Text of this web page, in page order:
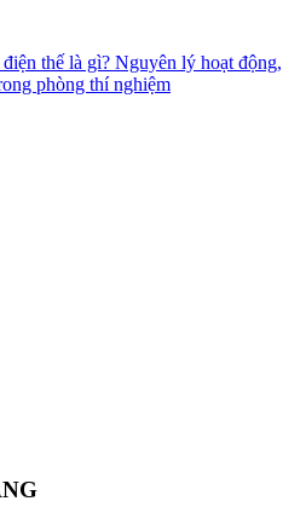
thế là gì? Nguyên lý hoạt động,
phòng thí nghiệm